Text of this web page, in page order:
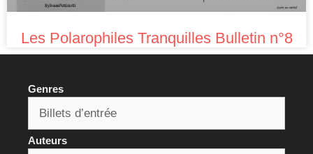
Les Polarophiles Tranquilles Bulletin n°8
Genres
Auteurs